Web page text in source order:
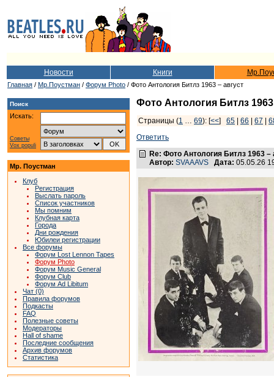
Новости Книги
Главная / Мр.Поустман / Форум Photo / Фото Антология Битлз 1963 – август
Поиск
Искать:
Советы
Vox populi
Мр. Поустман
Клуб
Регистрация
Выслать пароль
Список участников
Мы помним
Клубная карта
Города
Дни рождения
Юбилеи регистрации
Все форумы
Форум Lost Lennon Tapes
Форум Photo
Форум Music General
Форум Club
Форум Ad Libitum
Чат (0)
Правила форумов
Подкасты
FAQ
Полезные советы
Модераторы
Hall of shame
Последние сообщения
Архив форумов
Статистика
Фото Антология Битлз 1963
Страницы (1 … 69): [<<] 65 66 67
Ответить
Re: Фото Антология Битлз 1963 –
Автор: SVAAAVS Дата: 05.05.26